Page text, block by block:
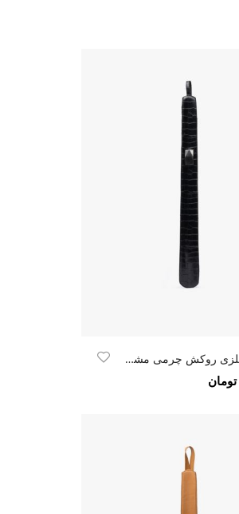
پاشنه کش فلزی روکش چرمی مشکی کروکو